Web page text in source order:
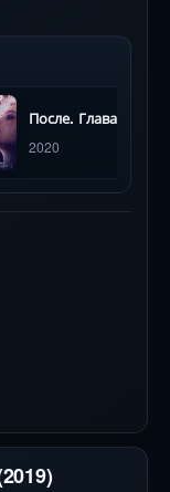
После. Глава 2
2020